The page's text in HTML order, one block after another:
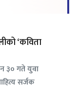
‘कविता
३० गते युवा
सर्जक